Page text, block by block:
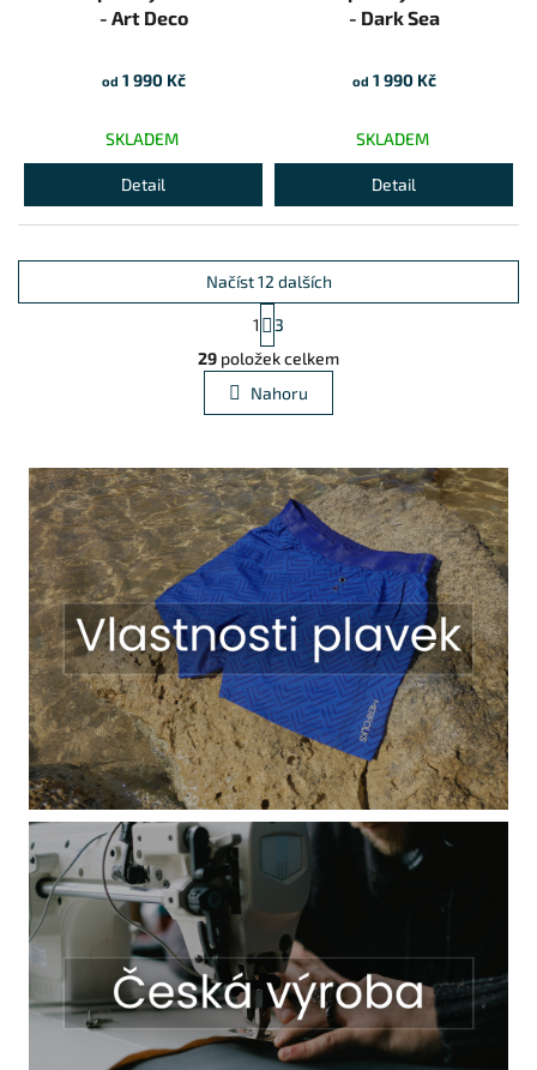
- Art Deco
od 1 990 Kč
SKLADEM
Detail
- Dark Sea
od 1 990 Kč
SKLADEM
Detail
Ovládací prvky výpisu
Načíst 12 dalších
Stránkování
1
3
29 položek celkem
Nahoru